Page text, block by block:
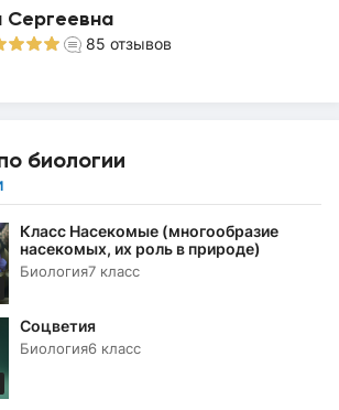
Сергеевна
85 отзывов
биологии
Класс Насекомые (многообразие
насекомых, их роль в природе)
Биология7 класс
Соцветия
Биология6 класс